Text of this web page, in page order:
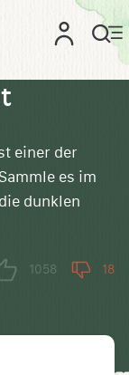
1058 18